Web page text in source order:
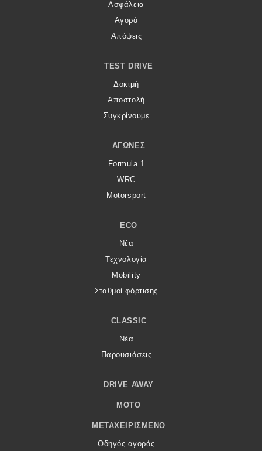
Ασφάλεια
Αγορά
Απόψεις
TEST DRIVE
Δοκιμή
Αποστολή
Συγκρίνουμε
ΑΓΏΝΕΣ
Formula 1
WRC
Motorsport
ECO
Νέα
Τεχνολογία
Mobility
Σταθμοί φόρτισης
CLASSIC
Νέα
Παρουσιάσεις
DRIVE AWAY
MOTO
ΜΕΤΑΧΕΙΡΙΣΜΈΝΟ
Οδηγός αγοράς